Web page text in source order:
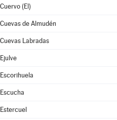
Cuervo (El)
Cuevas de Almudén
Cuevas Labradas
Ejulve
Escorihuela
Escucha
Estercuel